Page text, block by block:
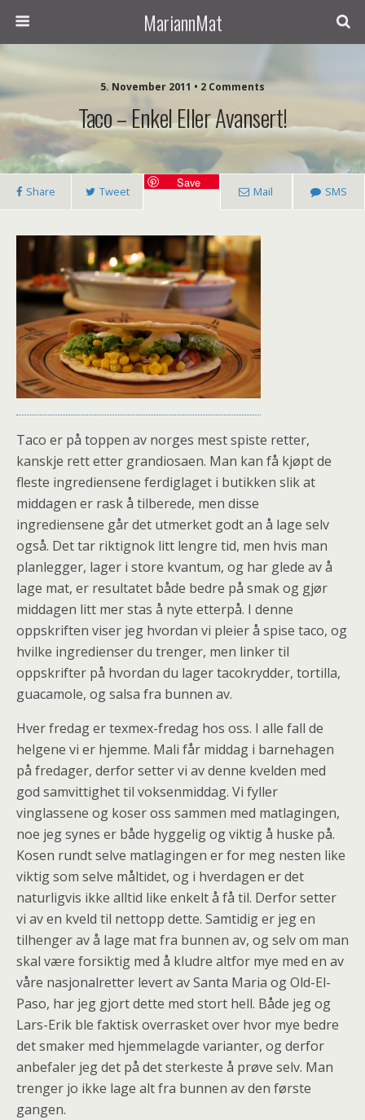
MariannMat
5. November 2011 • 2 Comments
Taco – Enkel Eller Avansert!
Share Tweet
Save
Mail SMS
Taco er på toppen av norges mest spiste retter,
kanskje rett etter grandiosaen. Man kan få kjøpt de
fleste ingrediensene ferdiglaget i butikken slik at
middagen er rask å tilberede, men disse
ingrediensene går det utmerket godt an å lage selv
også. Det tar riktignok litt lengre tid, men hvis man
planlegger, lager i store kvantum, og har glede av å
lage mat, er resultatet både bedre på smak og gjør
middagen litt mer stas å nyte etterpå. I denne
oppskriften viser jeg hvordan vi pleier å spise taco, og
hvilke ingredienser du trenger, men linker til
oppskrifter på hvordan du lager tacokrydder, tortilla,
guacamole, og salsa fra bunnen av.
Hver fredag er texmex-fredag hos oss. I alle fall de
helgene vi er hjemme. Mali får middag i barnehagen
på fredager, derfor setter vi av denne kvelden med
god samvittighet til voksenmiddag. Vi fyller
vinglassene og koser oss sammen med matlagingen,
noe jeg synes er både hyggelig og viktig å huske på.
Kosen rundt selve matlagingen er for meg nesten like
viktig som selve måltidet, og i hverdagen er det
naturligvis ikke alltid like enkelt å få til. Derfor setter
vi av en kveld til nettopp dette. Samtidig er jeg en
tilhenger av å lage mat fra bunnen av, og selv om man
skal være forsiktig med å kludre altfor mye med en av
våre nasjonalretter levert av Santa Maria og Old-El-
Paso, har jeg gjort dette med stort hell. Både jeg og
Lars-Erik ble faktisk overrasket over hvor mye bedre
det smaker med hjemmelagde varianter, og derfor
anbefaler jeg det på det sterkeste å prøve selv. Man
trenger jo ikke lage alt fra bunnen av den første
gangen.